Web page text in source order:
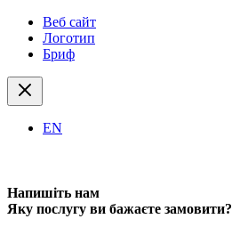
Веб сайт
Логотип
Бриф
EN
Напишіть нам
Яку послугу ви бажаєте замовити?